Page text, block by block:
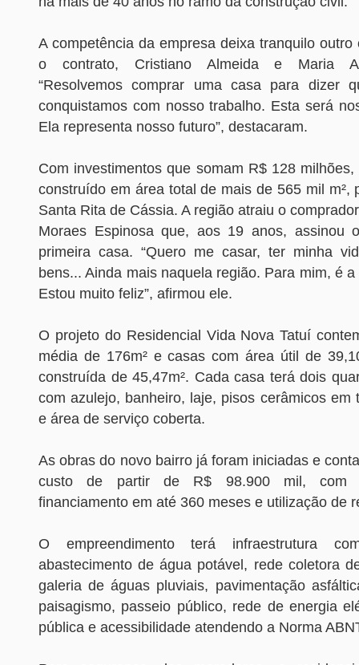
A competência da empresa deixa tranquilo outro
o contrato, Cristiano Almeida e Maria
“Resolvemos comprar uma casa para dizer
conquistamos com nosso trabalho. Esta será
Ela representa nosso futuro”, destacaram.
Com investimentos que somam R$ 128
construído em área total de mais de 565 mil m²,
Santa Rita de Cássia. A região atraiu o
Moraes Espinosa que, aos 19 anos, assinou
primeira casa. “Quero me casar, ter minha
bens... Ainda mais naquela região. Para mim, é
Estou muito feliz”, afirmou ele.
O projeto do Residencial Vida Nova Tatuí
média de 176m² e casas com área útil de
construída de 45,47m². Cada casa terá dois
com azulejo, banheiro, laje, pisos cerâmicos em
e área de serviço coberta.
As obras do novo bairro já foram iniciadas e
custo de partir de R$ 98.900 mil, com
financiamento em até 360 meses e utilização de
O empreendimento terá infraestrutura
abastecimento de água potável, rede coletora
galeria de águas pluviais, pavimentação
paisagismo, passeio público, rede de energia
pública e acessibilidade atendendo a Norma